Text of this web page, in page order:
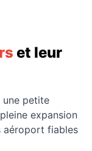
et leur
une petite
expansion
aéroport fiables